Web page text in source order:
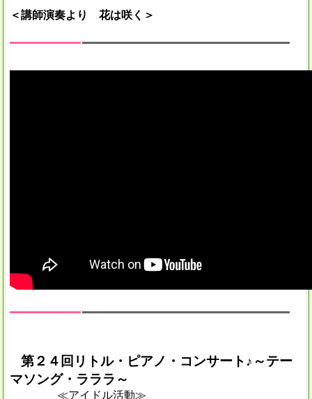
＜講師演奏より 花は咲く＞
第２４回リトル・ピアノ・コンサート♪～テー
マソング・ラララ～
≪アイドル活動≫